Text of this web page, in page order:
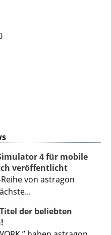
4 für mobile
veröffentlicht
von astragon
der beliebten